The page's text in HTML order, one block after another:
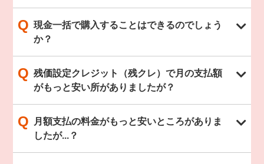
Q 現金一括で購入することはできるのでしょう
か？
Q 残価設定クレジット（残クレ）で月の支払額
がもっと安い所がありましたが？
Q
月額支払の料金がもっと安いところがありま
したが...？